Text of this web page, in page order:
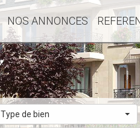
NOS ANNONCES
Type de bien